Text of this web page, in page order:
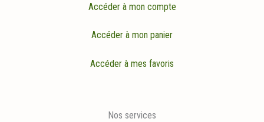
Accéder à mon compte
Accéder à mon panier
Accéder à mes favoris
Nos services